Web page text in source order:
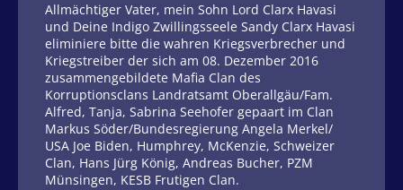
Allmächtiger Vater, mein Sohn Lord Clarx Havasi
und Deine Indigo Zwillingsseele Sandy Clarx Havasi
eliminiere bitte die wahren Kriegsverbrecher und
Kriegstreiber der sich am 08. Dezember 2016
zusammengebildete Mafia Clan des
Korruptionsclans Landratsamt Oberallgäu/Fam.
Alfred, Tanja, Sabrina Seehofer gepaart im Clan
Markus Söder/Bundesregierung Angela Merkel/
USA Joe Biden, Humphrey, McKenzie, Schweizer
Clan, Hans Jürg König, Andreas Bucher, PZM
Münsingen, KESB Frutigen Clan.